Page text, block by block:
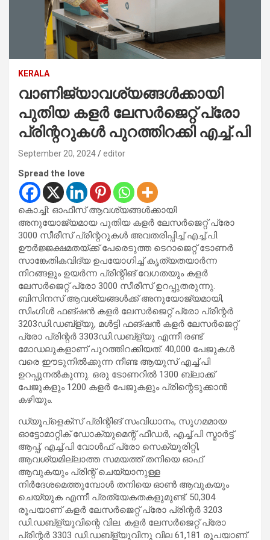
KERALA
വാണിജ്യാവശ്യങ്ങൾക്കായി
പുതിയ കളർ ലേസർജെറ്റ് പ്രോ
പ്രിന്ററുകൾ പുറത്തിറക്കി എച്ച്.പി
September 20, 2024 editor
Spread the love
കൊച്ചി: ഓഫീസ് ആവശ്യങ്ങൾക്കായി
അനുയോജ്യമായ പുതിയ കളർ ലേസർജെറ്റ് പ്രോ
3000 സീരീസ് പ്രിന്ററുകൾ അവതരിപ്പിച്ച് എച്ച്.പി.
ഊർജ്ജക്ഷമതയ്ക്ക് പേരെടുത്ത ടെറാജെറ്റ് ടോണർ
സാങ്കേതികവിദ്യ ഉപയോഗിച്ച് കൃത്യതയാർന്ന
നിറങ്ങളും ഉയർന്ന പ്രിന്റിങ് വേഗതയും കളർ
ലേസർജെറ്റ് പ്രോ 3000 സീരീസ് ഉറപ്പുതരുന്നു.
ബിസിനസ് ആവശ്യങ്ങൾക്ക് അനുയോജ്യമായി,
സിംഗിൾ ഫങ്ഷൻ കളർ ലേസർജെറ്റ് പ്രോ പ്രിന്റർ
3203ഡി.ഡബ്ള്യു, മൾട്ടി ഫങ്ഷൻ കളർ ലേസർജെറ്റ്
പ്രോ പ്രിന്റർ 3303ഡി.ഡബ്ള്യു എന്നീ രണ്ട്
മോഡലുകളാണ് പുറത്തിറക്കിയത്. 40,000 പേജുകൾ
വരെ ഈടുനിൽക്കുന്ന നീണ്ട ആയുസ് എച്ച്.പി
ഉറപ്പുനൽകുന്നു. ഒരു ടോണറിൽ 1300 ബ്ലാക്ക്
പേജുകളും 1200 കളർ പേജുകളും പ്രിന്റെടുക്കാൻ
കഴിയും.
ഡ്യൂപ്ളെക്സ് പ്രിന്റിങ് സംവിധാനം, സുഗമമായ
ഓട്ടോമാറ്റിക് ഡോക്യുമെന്റ് ഫീഡർ, എച്ച്.പി സ്മാർട്ട്
ആപ്പ്, എച്ച്.പി വോൾഫ് പ്രോ സെക്യൂരിറ്റി,
ആവശ്യമില്ലാത്ത സമയത്ത് തനിയെ ഓഫ്
ആവുകയും പ്രിന്റ് ചെയ്യാനുള്ള
നിർദേശമെത്തുമ്പോൾ തനിയെ ഓൺ ആവുകയും
ചെയ്യുക എന്നീ പ്രത്യേകതകളുമുണ്ട്. 50,304
രൂപയാണ് കളർ ലേസർജെറ്റ് പ്രോ പ്രിന്റർ 3203
ഡി.ഡബ്ള്യുവിന്റെ വില. കളർ ലേസർജെറ്റ് പ്രോ
പ്രിന്റർ 3303 ഡി.ഡബ്ള്യുവിനു വില 61,181 രൂപയാണ്.